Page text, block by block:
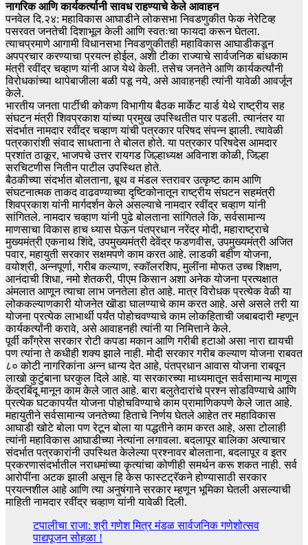
नागरिक आणि कार्यकर्त्यानी सावध राहण्याचे केले आवाहन
पनवेल दि.२४: महाविकास आघाडीने लोकसभा निवडणुकीत फेक नेरेटिव्ह
पसरवत जनतेची दिशाभूल केली आणि स्वतःचा फायदा करून घेतला.
त्याचप्रमाणे आगामी विधानसभा निवडणुकीतही महाविकास आघाडीकडून
अपप्रचार करण्याचा प्रयत्न होईल, अशी टीका राज्याचे सार्वजनिक बांधकाम
मंत्री रवींद्र चव्हाण यांनी आज येथे केली. तसेच जनतेने आणि कार्यकर्त्यांनी
विरोधकांच्या थापेबाजीला बळी पडू नये, असे आवाहनही त्यांनी यावेळी आवर्जून
केले.
भारतीय जनता पार्टीची कोकण विभागीय बैठक मार्केट यार्ड येथे राष्ट्रीय सह
संघटन मंत्री शिवप्रकाश यांच्या प्रमुख उपस्थितीत पार पडली. त्यानंतर या
संदर्भात नामदार रवींद्र चव्हाण यांची पत्रकार परिषद संपन्न झाली. त्यावेळी
पत्रकारांशी संवाद साधताना ते बोलत होते. या पत्रकार परिषदेस आमदार
प्रशांत ठाकूर, भाजपचे उत्तर रायगड जिल्हाध्यक्ष अविनाश कोळी, जिल्हा
सरचिटणीस नितीन पाटील उपस्थित होते.
बैठकीच्या संदर्भात बोलताना, बूथ व मंडल स्तरावर उत्कृष्ट काम आणि
संघटनात्मक ताकद वाढवण्याच्या दृष्टिकोनातून राष्ट्रीय संघटन सहमंत्री
शिवप्रकाश यांनी मार्गदर्शन केले असल्याचे नामदार रवींद्र चव्हाण यांनी
सांगितले. नामदार चव्हाण यांनी पुढे बोलताना सांगितले कि, सर्वसामान्य
माणसाचा विकास हाच ध्यास घेऊन पंतप्रधान नरेंद्र मोदी, महाराष्ट्राचे
मुख्यमंत्री एकनाथ शिंदे, उपमुख्यमंत्री देवेंद्र फडणवीस, उपमुख्यमंत्री अजित
पवार, महायुती सरकार सक्षमपणे काम करत आहे. लाडकी बहीण योजना,
वयोश्री, अन्नपूर्णा, गरीब कल्याण, स्कॉलरशिप, मुलींना मोफत उच्च शिक्षण,
आनंदाची शिधा, नमो शेतकरी, पीएम किसान अशा अनेक योजना प्रत्यक्षात
अंमलात आणून त्याचा लाभ जनतेला होत आहे. मात्र विरोधक प्रत्येक वेळी या
लोककल्याणकारी योजनेत खॊडा घालण्याचे काम करत आहे. असे असले तरी या
योजना प्रत्येक लाभार्थी पर्यंत पोहोचवण्याचे काम लोकहिताची जबाबदारी म्हणून
कार्यकर्त्यांनी करावे, असे आवाहनही त्यांनी या निमित्ताने केले.
पूर्वी काँग्रेस सरकार रोटी कपडा मकान आणि गरीबी हटाओ असा नारा द्यायची
पण त्यांना ते कधीही शक्य झाले नाही. मोदी सरकार गरीब कल्याण योजना राबवत
८० कोटी नागरिकांना अन्न धान्य देत आहे, पंतप्रधान आवास योजना राबवून
लाखो कुटुंबाना घरकुल दिले आहे. या सरकारच्या माध्यमातून सर्वसामान्य माणूस
केंद्रबिंदू मानून काम केले जात आहे. बारा बलुतेदारांचे प्रश्न सोडविण्याचे आणि
प्रत्येक घटकापर्यंत योजना पोहोचविण्याचे काम प्रामाणिकपणे केले जात आहे.
महायुतीने सर्वसामान्य जनतेच्या हिताचे निर्णय घेतले आहेत तर महाविकास
आघाडी खोटे बोला पण रेटून बोला या पद्धतीने काम करत आहे, असा टोलाही
त्यांनी महाविकास आघाडीच्या नेत्यांना लगावला. बदलापूर बालिका अत्याचार
संदर्भात पत्रकारांनी उपस्थित केलेल्या प्रश्नावर बोलताना, बदलापूर व इतर
प्रकरणासंदर्भातील नराधमांच्या कृत्यांचा कोणीही समर्थन करू शकत नाही. सर्व
आरोपींना अटक झाली असून हि केस फास्टट्रॅकने होण्यासाठी सरकार
प्रयत्नशील आहे आणि त्या अनुषंगाने सरकार म्हणून भूमिका घेतली असल्याची
माहिती नामदार रवींद्र चव्हाण यांनी यावेळी दिली.
टपालीचा राजा: श्री गणेश मित्र मंडळ सार्वजनिक गणेशोत्सव
पाद्यपूजन सोहळा !